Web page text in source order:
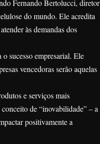
Fernando Bertolucci, diretor
do mundo. Ele acredita
às demandas dos
sucesso empresarial. Ele
vencedoras serão aquelas
e serviços mais
de “inovabilidade” – a
positivamente a